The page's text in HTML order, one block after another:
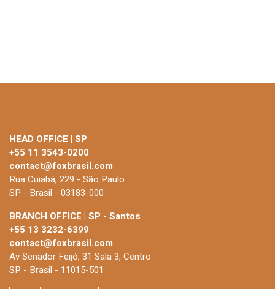
HEAD OFFICE | SP
+55 11 3543-0200
contact@foxbrasil.com
Rua Cuiabá, 229 - São Paulo
SP - Brasil - 03183-000
BRANCH OFFICE | SP - Santos
+55 13 3232-6399
contact@foxbrasil.com
Av Senador Feijó, 31 Sala 3, Centro
SP - Brasil - 11015-501